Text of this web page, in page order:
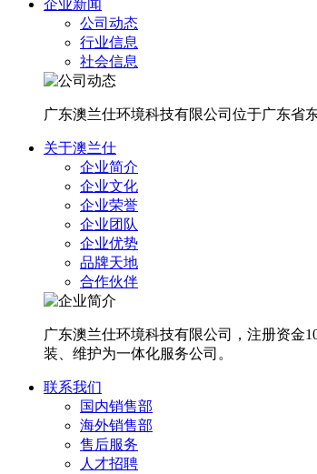
企业新闻
公司动态
行业信息
社会信息
广东澳兰仕环境科技有限公司位于广东省
关于澳兰仕
企业简介
企业文化
企业荣誉
企业团队
企业优势
品牌天地
合作伙伴
广东澳兰仕环境科技有限公司，注册资金
装、维护为一体化服务公司。
联系我们
国内销售部
海外销售部
售后服务
人才招聘